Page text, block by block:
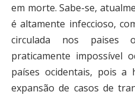
em morte. Sabe-se,
é altamente infeccioso,
circulada nos paises
praticamente impossível
países ocidentais, pois a
expansão de casos de